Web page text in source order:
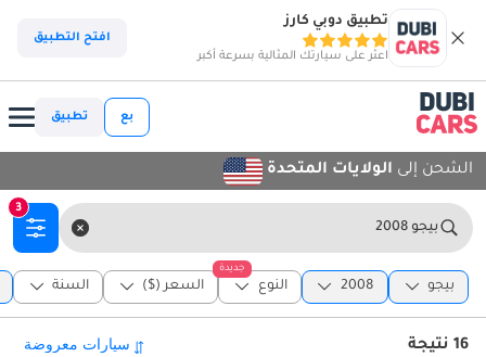
تطبيق دوبي كارز
اعثر على سيارتك المثالية بسرعة أكبر
افتح التطبيق
بع تطبيق
الشحن إلى الولايات المتحدة
بيجو 2008
3
بيجو 2008
جديدة
النوع السعر ($) السنة
16 نتيجة